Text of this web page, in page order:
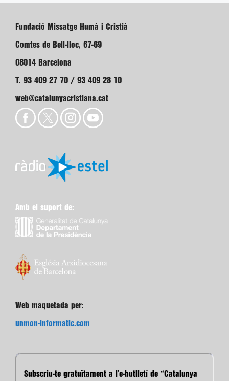
Fundació Missatge Humà i Cristià
Comtes de Bell-lloc, 67-69
08014 Barcelona
T. 93 409 27 70 / 93 409 28 10
web@catalunyacristiana.cat
Amb el suport de:
Web maquetada per:
unmon-informatic.com
Subscriu-te gratuïtament a l’e-butlletí de “Catalunya